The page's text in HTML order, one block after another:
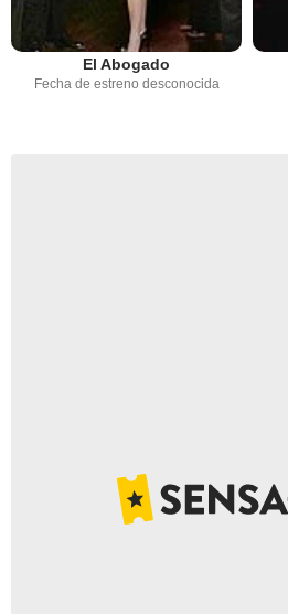
El Abogado
Fecha de estreno desconocida